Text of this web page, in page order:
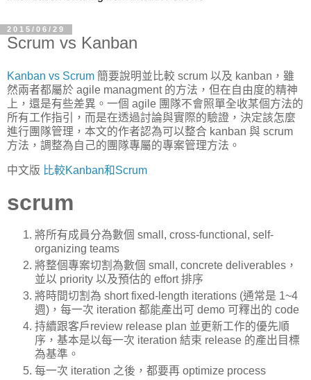
2015/06/29
Scrum vs Kanban
Kanban vs Scrum 簡要說明並比較 scrum 以及 kanban，雖
然兩者都屬於 agile managment 的方法，但在自由度的精神
上，還是有些差異。一個 agile 團隊不會照單全收某個方法的
所有工作指引，而是在透過討論與實際的驗證，決定該怎麼
進行團隊管理，本文的作者認為可以整合 kanban 與 scrum
方法，調整為自己的團隊專屬的專案管理方法。
中文版 比較Kanban和Scrum
scrum
將所有成員分為數個 small, cross-functional, self-
organizing teams
將整個專案切割為數個 small, concrete deliverables，
並以 priority 以及預估的 effort 排序
將時間切割為 short fixed-length iterations (通常是 1~4
週)，每一次 iteration 都能產出可 demo 可釋出的 code
持續跟客戶review release plan 並更新工作的優先順
序，基本是以每一次 iteration 結束 release 的產出目標
為基準。
每一次 iteration 之後，都要再 optimize process